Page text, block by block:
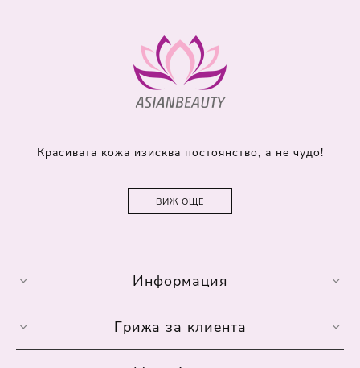
Красивата кожа изисква постоянство, а не чудо!
ВИЖ ОЩЕ
Информация
Грижа за клиента